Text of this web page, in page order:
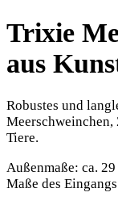
Trixie
aus
Robustes und
Tiere.
Außenmaße: ca.
Maße des